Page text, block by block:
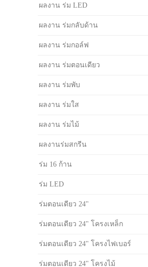
ผลงาน ร่ม LED
ผลงาน ร่มกลับด้าน
ผลงาน ร่มกอล์ฟ
ผลงาน ร่มตอนเดียว
ผลงาน ร่มพับ
ผลงาน ร่มใส
ผลงาน ร่มไม้
ผลงานร่มสกรีน
ร่ม 16 ก้าน
ร่ม LED
ร่มตอนเดียว 24"
ร่มตอนเดียว 24" โครงเหล็ก
ร่มตอนเดียว 24" โครงไฟเบอร์
ร่มตอนเดียว 24" โครงไม้